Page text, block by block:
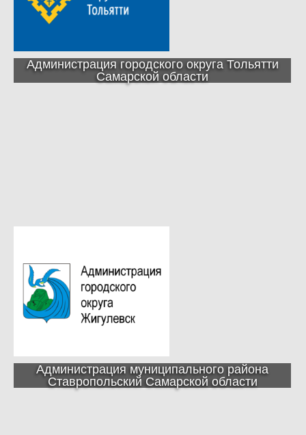
Администрация городского округа Тольятти
Самарской области
Администрация муниципального района
Ставропольский Самарской области